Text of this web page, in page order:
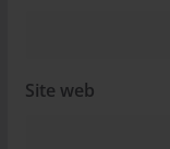
Site web